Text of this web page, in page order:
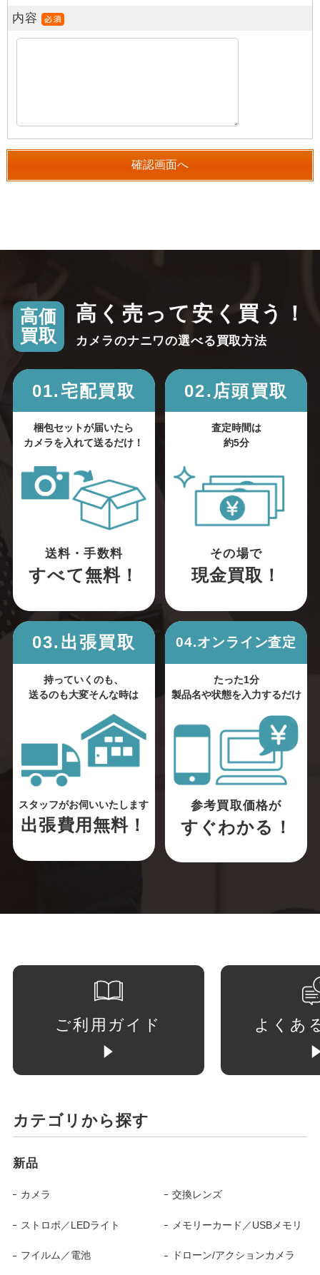
内容
高価
買取
高く売って安く買う！
カメラのナニワの選べる買取方法
01.宅配買取
梱包セットが届いたら
カメラを入れて送るだけ！
送料・手数料
すべて無料！
02.店頭買取
査定時間は
約5分
その場で
現金買取！
03.出張買取
持っていくのも、
送るのも大変そんな時は
スタッフがお伺いいたします
出張費用無料！
04.オンライン査定
たった1分
製品名や状態を入力するだけ
参考買取価格が
すぐわかる！
ご利用ガイド よくあ
カテゴリから探す
新品
カメラ 交換レンズ
ストロボ／LEDライト メモリーカード／USBメモリ
フイルム／電池 ドローン/アクションカメラ